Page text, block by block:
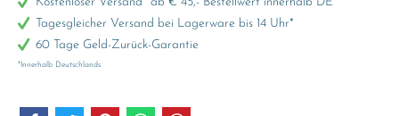
Tagesgleicher Versand bei Lagerware bis 14 Uhr*
60 Tage Geld-Zurück-Garantie
*Innerhalb Deutschlands